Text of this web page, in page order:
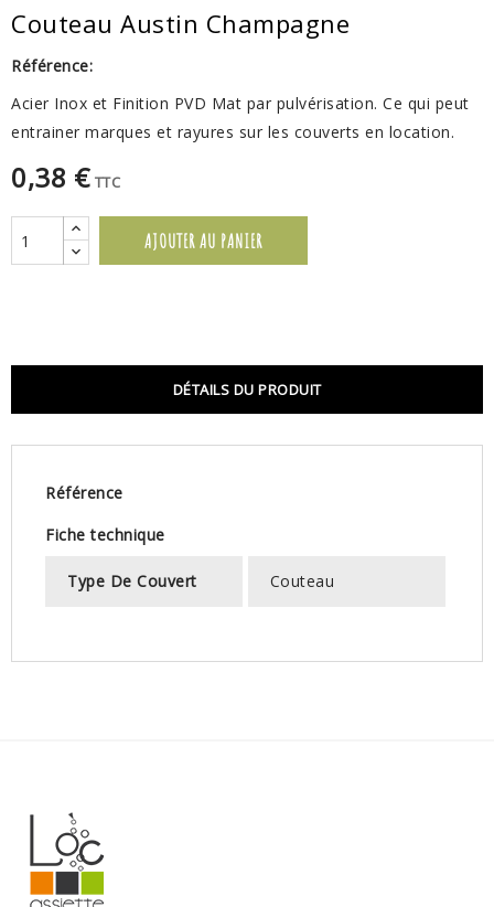
Couteau Austin Champagne
Référence:
Acier Inox et Finition PVD Mat par pulvérisation. Ce qui peut
entrainer marques et rayures sur les couverts en location.
0,38 € TTC
AJOUTER AU PANIER
DÉTAILS DU PRODUIT
Référence
Fiche technique
Type De Couvert Couteau